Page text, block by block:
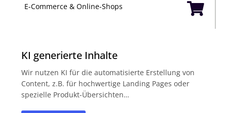

E-Commerce & Online-Shops
KI generierte Inhalte
Wir nutzen KI für die automatisierte Erstellung von
Content, z.B. für hochwertige Landing Pages oder
spezielle Produkt-Übersichten…